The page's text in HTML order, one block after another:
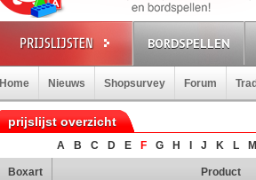
BORDSPELLEN
Home Nieuws Shopsurvey Forum
prijslijst overzicht
A B C D E F G H J K L M
Boxart Product